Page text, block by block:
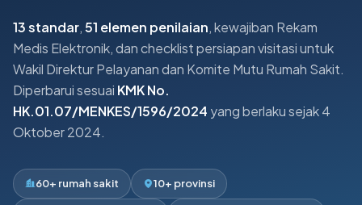
13 standar,51 elemen penilaian, kewajiban Rekam
Medis Elektronik, dan checklist persiapan visitasi untuk
Wakil Direktur Pelayanan dan Komite Mutu Rumah Sakit.
Diperbarui sesuai KMK No.
HK.01.07/MENKES/1596/2024 yang berlaku sejak 4
Oktober 2024.
60+ rumah sakit 10+ provinsi